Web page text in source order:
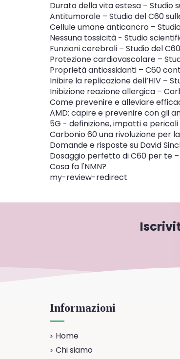
Durata della vita estesa – Studio
Antitumorale – Studio del C60
Cellule umane anticancro –
Nessuna tossicità - Studio
Funzioni cerebrali – Studio del
Protezione cardiovascolare –
Proprietà antiossidanti – C60
Inibire la replicazione dell’HIV –
Inibizione reazione allergica –
Come prevenire e alleviare
AMD: capire e prevenire con gli
5G - definizione, impatti e pericoli
Carbonio 60 una rivoluzione per
Domande e risposte su David
Dosaggio perfetto di C60 per te
Cosa fa l'NMN?
my-review-redirect
Informazioni
Home
Chi siamo